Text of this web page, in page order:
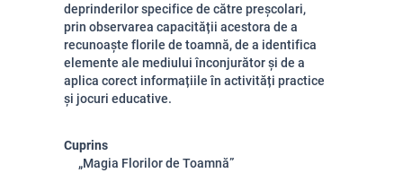
deprinderilor specifice de către preșcolari,
prin observarea capacității acestora de a
recunoaște florile de toamnă, de a identifica
elemente ale mediului înconjurător și de a
aplica corect informațiile în activități practice
și jocuri educative.
Cuprins
„Magia Florilor de Toamnă”